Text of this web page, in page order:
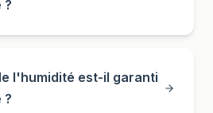
?
l'humidité est-il garanti
?